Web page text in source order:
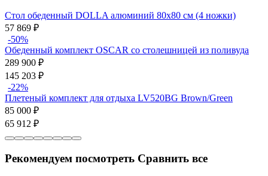
Стол обеденный DOLLA алюминий 80х80 см (4 ножки)
57 869 ₽
-50%
Обеденный комплект OSCAR со столешницей из поливуда
289 900 ₽
145 203 ₽
-22%
Плетеный комплект для отдыха LV520BG Brown/Green
85 000 ₽
65 912 ₽
Рекомендуем посмотреть Сравнить все